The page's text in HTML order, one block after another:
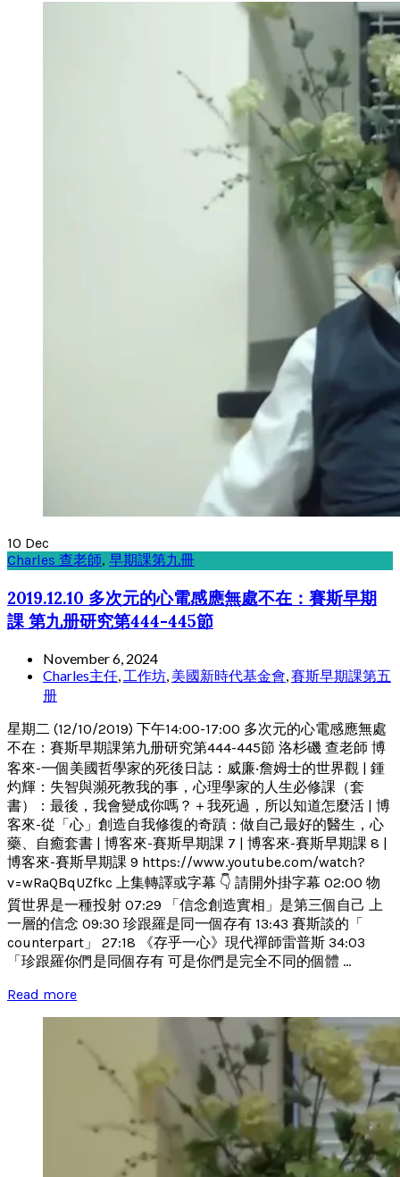
10 Dec
Charles 查老師, 早期課第九冊
2019.12.10 多次元的心電感應無處不在：賽斯早期
課 第九册研究第444-445節
November 6, 2024
Charles主任, 工作坊, 美國新時代基金會,賽斯早期課第五
册
星期二 (12/10/2019) 下午14:00-17:00 多次元的心電感應無處
不在：賽斯早期課第九册研究第444-445節 洛杉磯 查老師 博
客來-一個美國哲學家的死後日誌：威廉‧詹姆士的世界觀 | 鍾
灼輝：失智與瀕死教我的事，心理學家的人生必修課（套
書）：最後，我會變成你嗎？＋我死過，所以知道怎麼活 | 博
客來-從「心」創造自我修復的奇蹟：做自己最好的醫生，心
藥、自癒套書 | 博客來-賽斯早期課 7 | 博客來-賽斯早期課 8 |
博客來-賽斯早期課 9 https://www.youtube.com/watch?
v=wRaQBqUZfkc 上集轉譯或字幕 👇 請開外掛字幕 02:00 物
質世界是一種投射 07:29 「信念創造實相」是第三個自己 上
一層的信念 09:30 珍跟羅是同一個存有 13:43 賽斯談的「
counterpart」 27:18 《存乎一心》現代禪師雷普斯 34:03
「珍跟羅你們是同個存有 可是你們是完全不同的個體 ...
Read more